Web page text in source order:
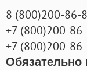
8 (800)200-86-
+7 (800)200-
+7 (800)200-
Обязательно